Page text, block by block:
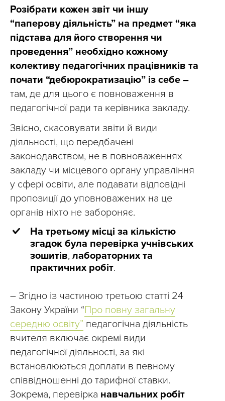
Розібрати кожен звіт чи іншу
“паперову діяльність” на предмет “яка
підстава для його створення чи
проведення” необхідно кожному
колективу педагогічних працівників та
почати “дебюрократизацію” із себе –
там, де для цього є повноваження в
педагогічної ради та керівника закладу.
Звісно, скасовувати звіти й види
діяльності, що передбачені
законодавством, не в повноваженнях
закладу чи місцевого органу управління
у сфері освіти, але подавати відповідні
пропозиції до уповноважених на це
органів ніхто не забороняє.
На третьому місці за кількістю
згадок була перевірка учнівських
зошитів, лабораторних та
практичних робіт.
– Згідно із частиною третьою статті 24
Закону України “Про повну загальну
середню освіту” педагогічна діяльність
вчителя включає окремі види
педагогічної діяльності, за які
встановлюються доплати в певному
співвідношенні до тарифної ставки.
Зокрема, перевірка навчальних робіт